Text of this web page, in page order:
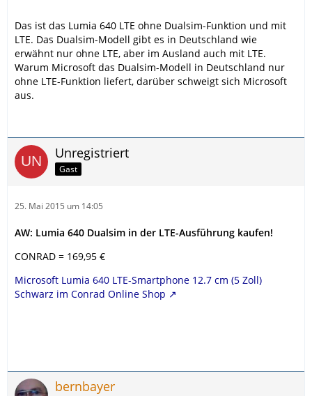
Das ist das Lumia 640 LTE ohne Dualsim-Funktion und mit
LTE. Das Dualsim-Modell gibt es in Deutschland wie
erwähnt nur ohne LTE, aber im Ausland auch mit LTE.
Warum Microsoft das Dualsim-Modell in Deutschland nur
ohne LTE-Funktion liefert, darüber schweigt sich Microsoft
aus.
Unregistriert
Gast
25. Mai 2015 um 14:05
AW: Lumia 640 Dualsim in der LTE-Ausführung kaufen!
CONRAD = 169,95 €
Microsoft Lumia 640 LTE-Smartphone 12.7 cm (5 Zoll)
Schwarz im Conrad Online Shop
bernbayer